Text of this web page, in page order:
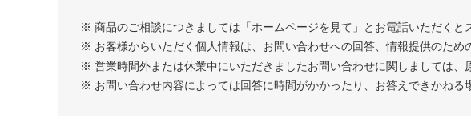
※ 商品のご相談につきましては「ホームページを見て」とお電話いただくと
※ お客様からいただく個人情報は、お問い合わせへの回答、情報提供のため
※ 営業時間外または休業中にいただきましたお問い合わせに関しましては、
※ お問い合わせ内容によっては回答に時間がかかったり、お答えできかねる